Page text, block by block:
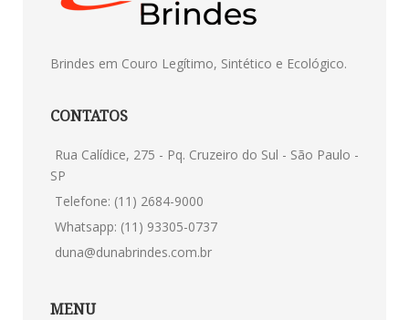
Brindes em Couro Legítimo, Sintético e Ecológico.
CONTATOS
Rua Calídice, 275 - Pq. Cruzeiro do Sul - São Paulo -
SP
Telefone: (11) 2684-9000
Whatsapp: (11) 93305-0737
duna@dunabrindes.com.br
MENU